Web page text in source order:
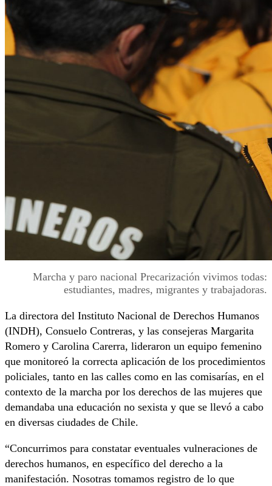
Marcha y paro nacional Precarización vivimos todas:
estudiantes, madres, migrantes y trabajadoras.
La directora del Instituto Nacional de Derechos Humanos
(INDH), Consuelo Contreras, y las consejeras Margarita
Romero y Carolina Carerra, lideraron un equipo femenino
que monitoreó la correcta aplicación de los procedimientos
policiales, tanto en las calles como en las comisarías, en el
contexto de la marcha por los derechos de las mujeres que
demandaba una educación no sexista y que se llevó a cabo
en diversas ciudades de Chile.
“Concurrimos para constatar eventuales vulneraciones de
derechos humanos, en específico del derecho a la
manifestación. Nosotras tomamos registro de lo que